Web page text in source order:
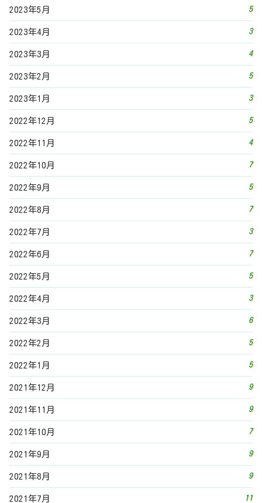
2023年5月 5
2023年4月 3
2023年3月 4
2023年2月 5
2023年1月 3
2022年12月 5
2022年11月 4
2022年10月 7
2022年9月 5
2022年8月 7
2022年7月 3
2022年6月 7
2022年5月 5
2022年4月 3
2022年3月 6
2022年2月 5
2022年1月 5
2021年12月 9
2021年11月 9
2021年10月 7
2021年9月 9
2021年8月 9
2021年7月 11